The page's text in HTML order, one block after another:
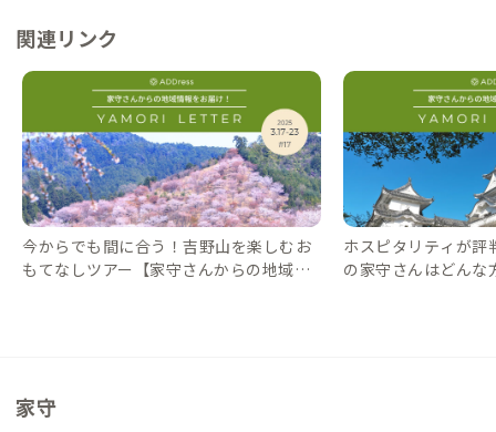
野森林公園：徒歩15分
関連リンク
今からでも間に合う！吉野山を楽しむお
もてなしツアー【家守さんからの地域情
ホスピタリティが評
の家守さんはどんな
家守